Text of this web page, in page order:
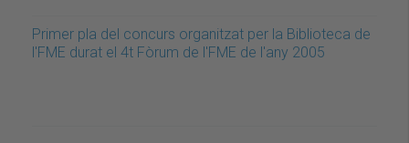
Primer pla del concurs organitzat per la Biblioteca de
l'FME durat el 4t Fòrum de l'FME de l'any 2005